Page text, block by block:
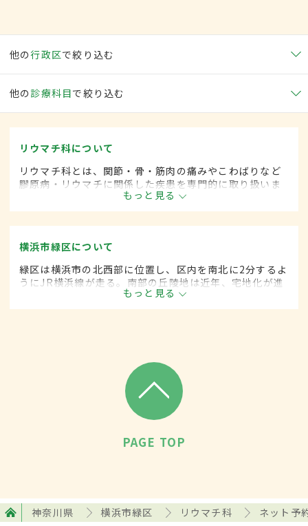
他の行政区で絞り込む
他の 診療科目で絞り込む
リウマチ科について
リウマチ科とは、関節・骨・筋肉の痛みやこわばりなど
膠原病・リウマチに関係した疾患を専門的に取り扱いま
もっと見る
横浜市緑区について
緑区は横浜市の北西部に位置し、区内を南北に2分するよ
うにJR横浜線が走る。南部の丘陵地は近年、宅地化が進
むなか新興住宅地も多く、18万人、7万4000世帯が暮ら
す。開発が進みつつも緑の多い暮らしやすい地域だ。
もっと見る
PAGE TOP
神奈川県 横浜市緑区 リウマチ科 ネット予